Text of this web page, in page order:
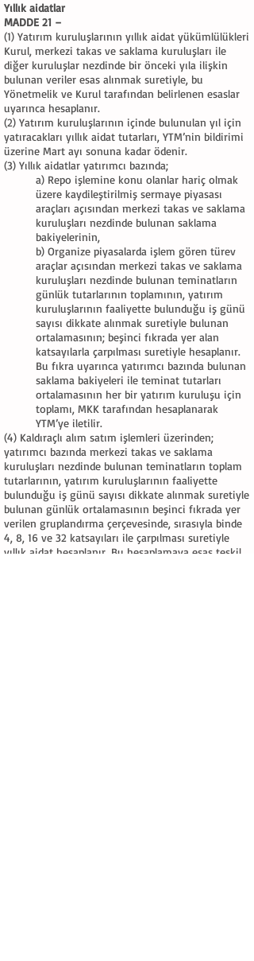
Yıllık aidatlar
MADDE 21 –
(1) Yatırım kuruluşlarının yıllık aidat yükümlülükleri
Kurul, merkezi takas ve saklama kuruluşları ile
diğer kuruluşlar nezdinde bir önceki yıla ilişkin
bulunan veriler esas alınmak suretiyle, bu
Yönetmelik ve Kurul tarafından belirlenen esaslar
uyarınca hesaplanır.
(2) Yatırım kuruluşlarının içinde bulunulan yıl için
yatıracakları yıllık aidat tutarları, YTM’nin bildirimi
üzerine Mart ayı sonuna kadar ödenir.
(3) Yıllık aidatlar yatırımcı bazında;
a) Repo işlemine konu olanlar hariç olmak
üzere kaydileştirilmiş sermaye piyasası
araçları açısından merkezi takas ve saklama
kuruluşları nezdinde bulunan saklama
bakiyelerinin,
b) Organize piyasalarda işlem gören türev
araçlar açısından merkezi takas ve saklama
kuruluşları nezdinde bulunan teminatların
günlük tutarlarının toplamının, yatırım
kuruluşlarının faaliyette bulunduğu iş günü
sayısı dikkate alınmak suretiyle bulunan
ortalamasının; beşinci fıkrada yer alan
katsayılarla çarpılması suretiyle hesaplanır.
Bu fıkra uyarınca yatırımcı bazında bulunan
saklama bakiyeleri ile teminat tutarları
ortalamasının her bir yatırım kuruluşu için
toplamı, MKK tarafından hesaplanarak
YTM’ye iletilir.
(4) Kaldıraçlı alım satım işlemleri üzerinden;
yatırımcı bazında merkezi takas ve saklama
kuruluşları nezdinde bulunan teminatların toplam
tutarlarının, yatırım kuruluşlarının faaliyette
bulunduğu iş günü sayısı dikkate alınmak suretiyle
bulunan günlük ortalamasının beşinci fıkrada yer
verilen gruplandırma çerçevesinde, sırasıyla binde
4, 8, 16 ve 32 katsayıları ile çarpılması suretiyle
yıllık aidat hesaplanır. Bu hesaplamaya esas teşkil